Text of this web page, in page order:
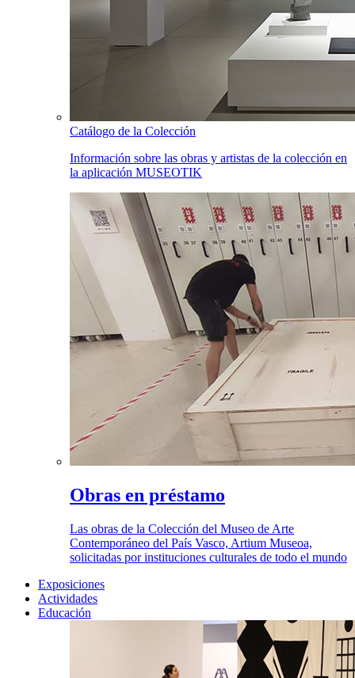
Catálogo de la Colección
Información sobre las obras y artistas de la colección en
la aplicación MUSEOTIK
Obras en préstamo
Las obras de la Colección del Museo de Arte
Contemporáneo del País Vasco, Artium Museoa,
solicitadas por instituciones culturales de todo el mundo
Exposiciones
Actividades
Educación